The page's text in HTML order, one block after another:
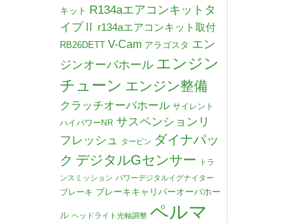
キット R134aエアコンキットタ
イプⅡ
r134aエアコンキット取付
RB26DETT V-Cam アラゴスタ エン
ジンオーバホール エンジン
チューン エンジン整備
クラッチオーバホール サイレント
ハイパワーNR サスペンションリ
フレッシュ
タービン ダイナパッ
ク デジタルGセンサー
トラ
ンスミッション パワーデジタルイグナイター
ブレーキ ブレーキキャリパーオーバホー
ル ヘッドライト光軸調整 ペルマ